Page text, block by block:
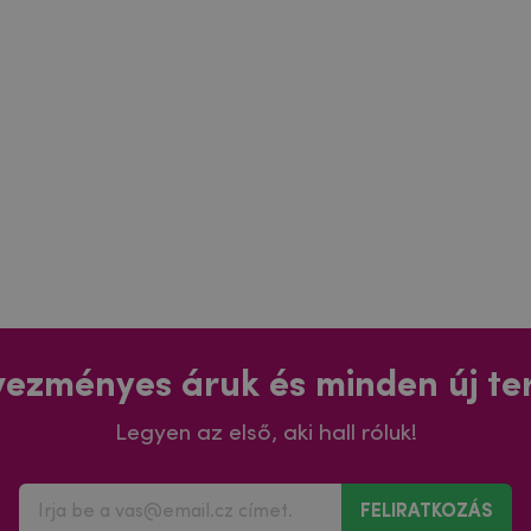
áruk és minden új
Legyen az első, aki hall róluk!
FELIRATKOZÁS